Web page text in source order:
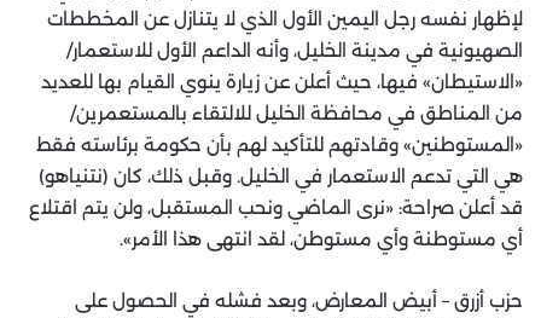
لإظهار نفسه رجل اليمين الأول الذي لا يتنازل عن المخططات
الصهيونية في مدينة الخليل، وأنه الداعم الأول للاستعمار/
«الاستيطان» فيها، حيث أعلن عن زيارة ينوي القيام بها للعديد
من المناطق في محافظة الخليل للالتقاء بالمستعمرين/
«المستوطنين» وقادتهم للتأكيد لهم بأن حكومة برئاسته فقط
هي التي تدعم الاستعمار في الخليل. وقبل ذلك، كان (نتنياهو)
قد أعلن صراحة: «نرى الماضي ونحب المستقبل، ولن يتم اقتلاع
أي مستوطنة وأي مستوطن، لقد انتهى هذا الأمر».
حزب أزرق – أبيض المعارض، وبعد فشله في الحصول على